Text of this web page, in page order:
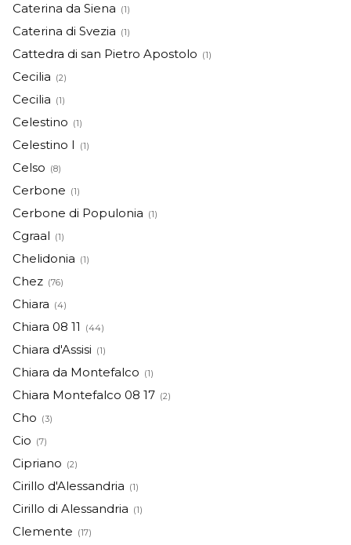
Caterina da Siena (1)
Caterina di Svezia (1)
Cattedra di san Pietro Apostolo (1)
Cecilia (2)
Cecilia (1)
Celestino (1)
Celestino I (1)
Celso (8)
Cerbone (1)
Cerbone di Populonia (1)
Cgraal (1)
Chelidonia (1)
Chez (76)
Chiara (4)
Chiara 08 11 (44)
Chiara d'Assisi (1)
Chiara da Montefalco (1)
Chiara Montefalco 08 17 (2)
Cho (3)
Cio (7)
Cipriano (2)
Cirillo d'Alessandria (1)
Cirillo di Alessandria (1)
Clemente (17)